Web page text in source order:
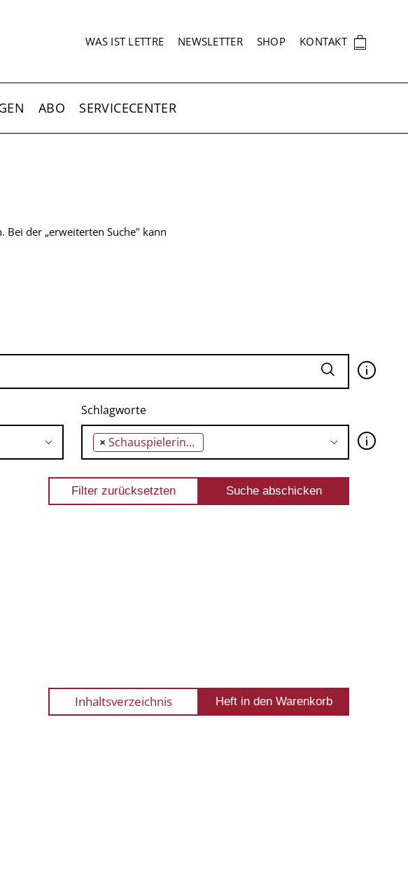
SEKUNDÄRNAVIGATION
WAS IST LETTRE NEWSLETTER SHOP KONTAKT 🛍
ABO SERVICECENTER
der „erweiterten Suche" kann
🛈
Schlagworte
× Schauspielerinnen 🛈
Inhaltsverzeichnis